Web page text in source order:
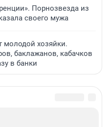
Порнозвезда из
своего мужа
молодой хозяйки.
баклажанов, кабачков
в банки